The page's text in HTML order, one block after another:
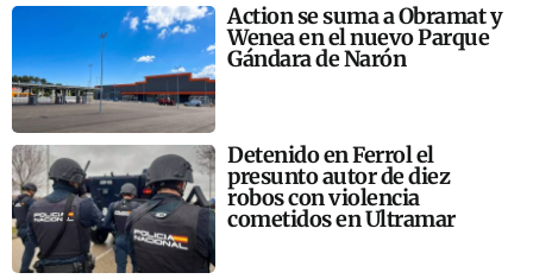
Action se suma a Obramat y
Wenea en el nuevo Parque
Gándara de Narón
Detenido en Ferrol el
presunto autor de diez
robos con violencia
cometidos en Ultramar